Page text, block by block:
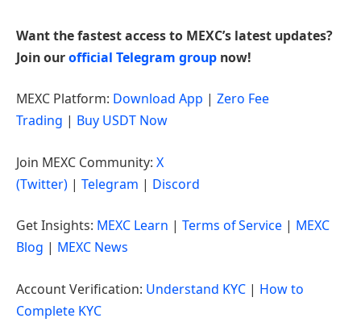
Want the fastest access to MEXC’s latest updates?
Join ourofficial Telegram group now!
MEXC Platform: Download App | Zero Fee
Trading | Buy USDT Now
Join MEXC Community: X
(Twitter) | Telegram | Discord
Get Insights: MEXC Learn | Terms of Service | MEXC
Blog | MEXC News
Account Verification: Understand KYC | How to
Complete KYC